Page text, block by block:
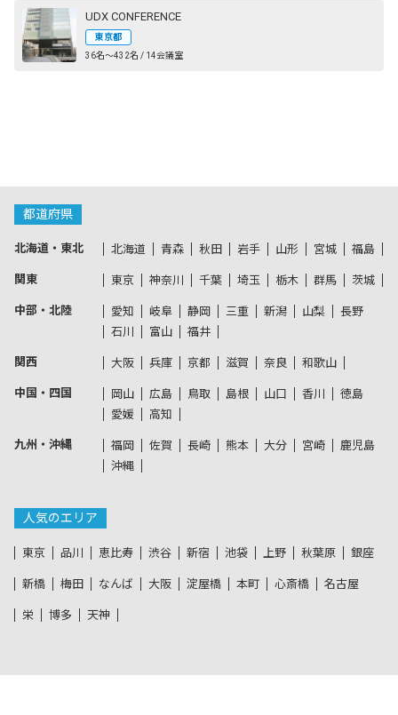
UDX CONFERENCE
東京都
36名〜432名 / 14会議室
都道府県
北海道・東北 北海道 青森 秋田 岩手 山形 宮城 福島
関東 東京 神奈川 千葉 埼玉 栃木 群馬 茨城
中部・北陸 愛知 岐阜 静岡 三重 新潟 山梨
長野
石川
富山 福井
関西 大阪 兵庫 京都 滋賀 奈良 和歌山
中国・四国 岡山 広島 鳥取 島根 山口 香川
徳島
愛媛
高知
九州・沖縄 福岡 佐賀 長崎 熊本 大分 宮崎
鹿児島
沖縄
人気のエリア
東京 品川 恵比寿 渋谷 新宿 池袋 上野 秋葉原 銀座
新橋 梅田 なんば 大阪 淀屋橋 本町 心斎橋 名古屋
栄 博多 天神